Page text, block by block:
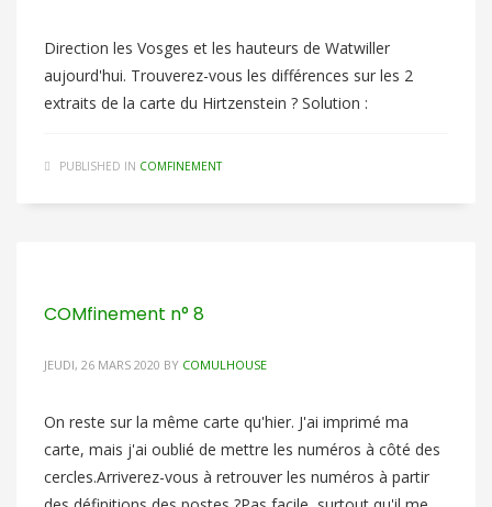
Direction les Vosges et les hauteurs de Watwiller
aujourd'hui. Trouverez-vous les différences sur les 2
extraits de la carte du Hirtzenstein ? Solution :
PUBLISHED IN COMFINEMENT
COMfinement n° 8
JEUDI, 26 MARS 2020 BY COMULHOUSE
On reste sur la même carte qu'hier. J'ai imprimé ma
carte, mais j'ai oublié de mettre les numéros à côté des
cercles.Arriverez-vous à retrouver les numéros à partir